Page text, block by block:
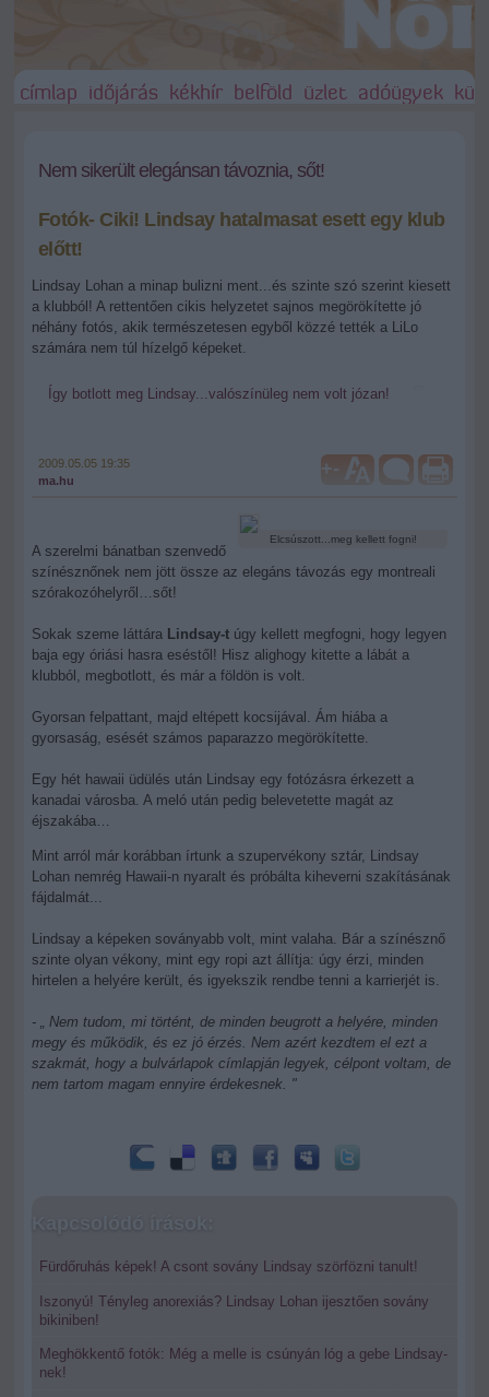
címlap időjárás kékhír belföld üzlet adóügyek
Nem sikerült elegánsan távoznia, sőt!
Fotók- Ciki! Lindsay hatalmasat esett egy klub
előtt!
Lindsay Lohan a minap bulizni ment...és szinte szó szerint kiesett
a klubból! A rettentően cikis helyzetet sajnos megörökítette jó
néhány fotós, akik természetesen egyből közzé tették a LiLo
számára nem túl hízelgő képeket.
Így botlott meg Lindsay...valószínüleg nem volt józan!
2009.05.05 19:35
ma.hu
+-
Elcsúszott...meg kellett fogni!
A szerelmi bánatban szenvedő
színésznőnek nem jött össze az elegáns távozás egy montreali
szórakozóhelyről…sőt!
Sokak szeme láttára Lindsay-túgy kellett megfogni, hogy legyen
baja egy óriási hasra eséstől! Hisz alighogy kitette a lábát a
klubból, megbotlott, és már a földön is volt.
Gyorsan felpattant, majd eltépett kocsijával. Ám hiába a
gyorsaság, esését számos paparazzo megörökítette.
Egy hét hawaii üdülés után Lindsay egy fotózásra érkezett a
kanadai városba. A meló után pedig belevetette magát az
éjszakába…
Mint arról már korábban írtunk a szupervékony sztár, Lindsay
Lohan nemrég Hawaii-n nyaralt és próbálta kiheverni szakításának
fájdalmát...
Lindsay a képeken soványabb volt, mint valaha. Bár a színésznő
szinte olyan vékony, mint egy ropi azt állítja: úgy érzi, minden
hirtelen a helyére került, és igyekszik rendbe tenni a karrierjét is.
- „ Nem tudom, mi történt, de minden beugrott a helyére, minden
megy és működik, és ez jó érzés. Nem azért kezdtem el ezt a
szakmát, hogy a bulvárlapok címlapján legyek, célpont voltam, de
nem tartom magam ennyire érdekesnek. "
Kapcsolódó írások:
Fürdőruhás képek! A csont sovány Lindsay szörfözni tanult!
Iszonyú! Tényleg anorexiás? Lindsay Lohan ijesztően sovány
bikiniben!
Meghökkentő fotók: Még a melle is csúnyán lóg a gebe Lindsay-
nek!